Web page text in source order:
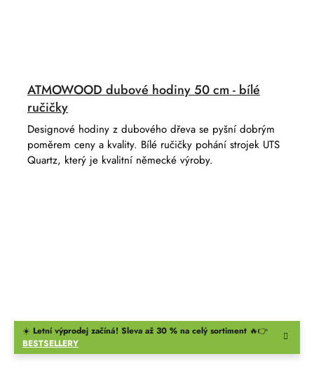
☀️ Letní výprodej začíná! Sleva až 30 % na celý sortiment 🔥👉
BESTSELLERY
ATMOWOOD dubové hodiny 50 cm - bílé
ručičky
Designové hodiny z dubového dřeva se pyšní dobrým
poměrem ceny a kvality. Bílé ručičky pohání strojek UTS
Quartz, který je kvalitní německé výroby.